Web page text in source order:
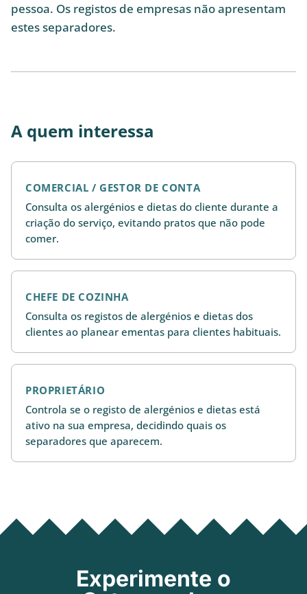
pessoa. Os registos de empresas não apresentam
estes separadores.
A quem interessa
COMERCIAL / GESTOR DE CONTA
Consulta os alergénios e dietas do cliente durante a
criação do serviço, evitando pratos que não pode
comer.
CHEFE DE COZINHA
Consulta os registos de alergénios e dietas dos
clientes ao planear ementas para clientes habituais.
PROPRIETÁRIO
Controla se o registo de alergénios e dietas está
ativo na sua empresa, decidindo quais os
separadores que aparecem.
Experimente o